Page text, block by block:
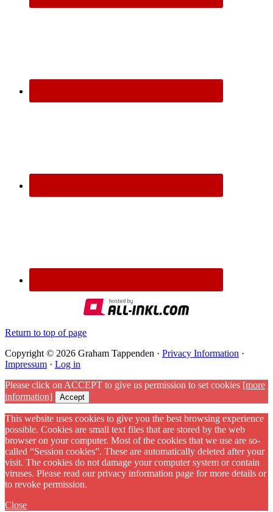
Return to top of page
Copyright © 2026 Graham Tappenden · Privacy Information ·
Impressum · Log in
Please click on ACCEPT to give us permission to set cookies [more
information]
Accept
This website uses cookies to give you the best browsing experience
possible. Cookies are small text files that are stored by the web
browser on your computer. Most of the cookies that we use are so-
called “Session cookies”. These are automatically deleted after your
visit. The cookies do not damage your computer system or contain
viruses. Please read our privacy information page for more details or
to revoke permission.
Close